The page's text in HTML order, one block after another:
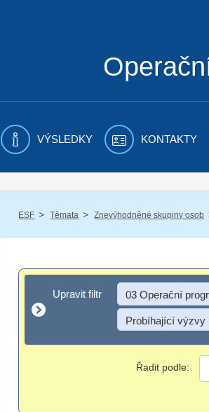
VÝSLEDKY KONTAKTY
ESF / Témata / Znevýhodněné skupiny osob
Upravit filtr
Upravit filtr 03 Operační
Probíhající výzvy
Řadit podle: